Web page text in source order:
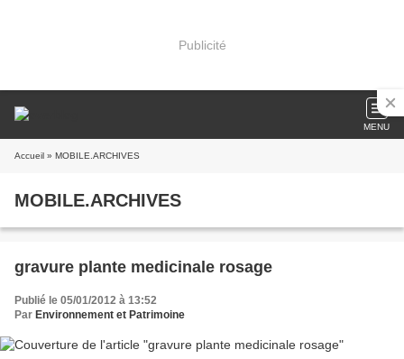
Publicité
MENU
Accueil » MOBILE.ARCHIVES
MOBILE.ARCHIVES
gravure plante medicinale rosage
Publié le 05/01/2012 à 13:52
Par Environnement et Patrimoine